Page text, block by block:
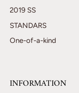
2019 SS
STANDARS
One-of-a-kind
INFORMATION